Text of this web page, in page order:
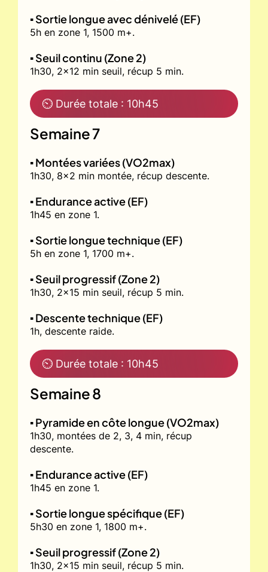
▪️ Sortie longue avec dénivelé (EF)
5h en zone 1, 1500 m+.
▪️ Seuil continu (Zone 2)
1h30, 2x12 min seuil, récup 5 min.
⏲ Durée totale : 10h45
Semaine 7
▪️ Montées variées (VO2max)
1h30, 8x2 min montée, récup descente.
▪️ Endurance active (EF)
1h45 en zone 1.
▪️ Sortie longue technique (EF)
5h en zone 1, 1700 m+.
▪️ Seuil progressif (Zone 2)
1h30, 2x15 min seuil, récup 5 min.
▪️ Descente technique (EF)
1h, descente raide.
⏲ Durée totale : 10h45
Semaine 8
▪️ Pyramide en côte longue (VO2max)
1h30, montées de 2, 3, 4 min, récup
descente.
▪️ Endurance active (EF)
1h45 en zone 1.
▪️ Sortie longue spécifique (EF)
5h30 en zone 1, 1800 m+.
▪️ Seuil progressif (Zone 2)
1h30, 2x15 min seuil, récup 5 min.